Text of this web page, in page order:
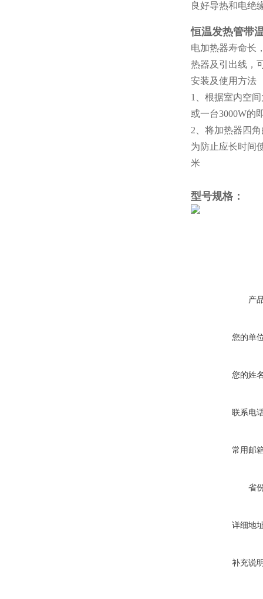
良好导热和电绝
恒温发热管带
电加热器寿命长
热器及引出线，
安装及使用方法
1、根据室内空
或一台3000W的
2、将加热器四
为防止应长时间
米
型号规格 ：
产
您的单
您的姓
联系电
常用邮
省
详细地
补充说